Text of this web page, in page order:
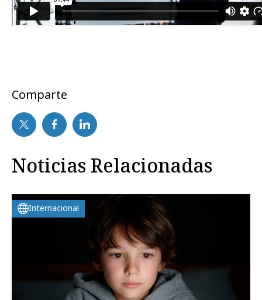
Comparte
Noticias Relacionadas
Internacional